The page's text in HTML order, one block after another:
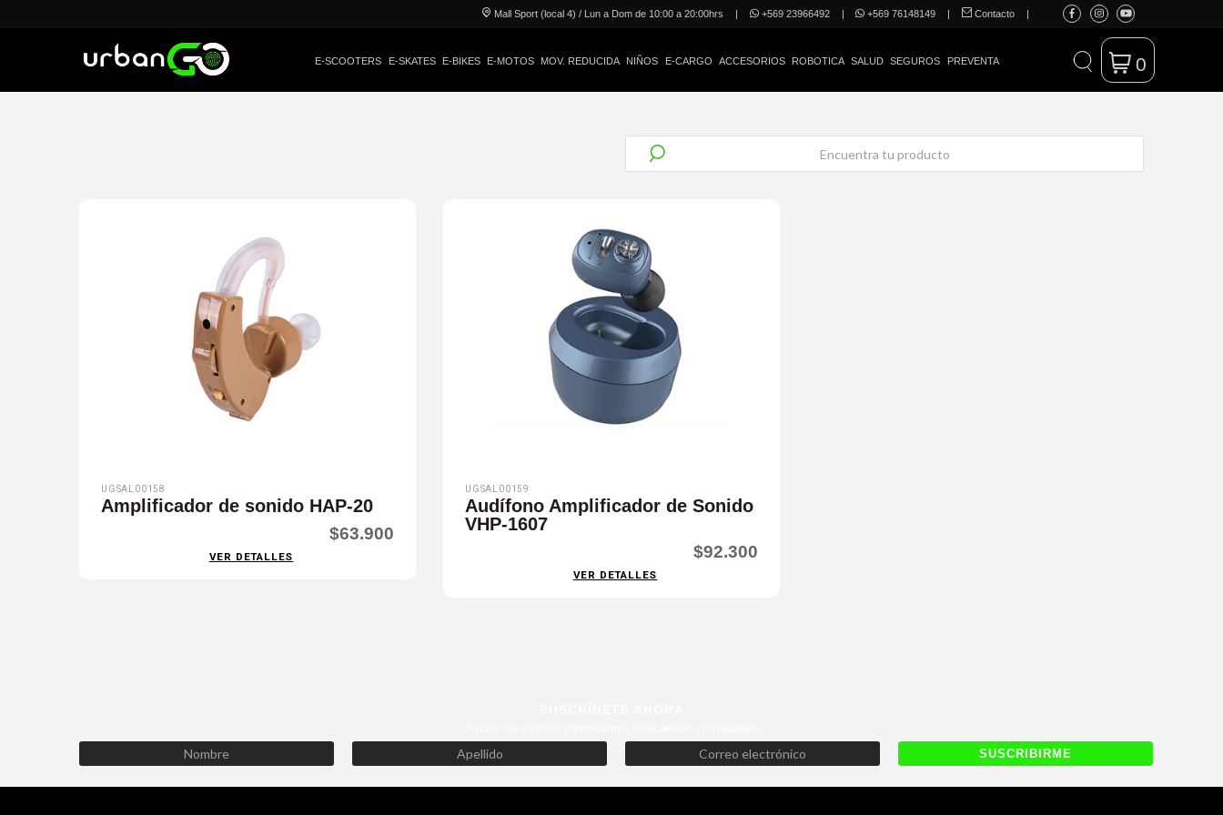
Mall Sport (local 4) / Lun a Dom de 10:00 a 20:00hrs | +569 23966492 | +569 76148149 | Contacto |
E-SCOOTERS E-SKATES E-BIKES E-MOTOS MOV. REDUCIDA NIÑOS E-CARGO ACCESORIOS ROBOTICA SALUD SEGUROS PREVENTA 0
UGSAL00158
Amplificador de sonido HAP-20
$63.900
VER DETALLES
UGSAL00159
Audífono Amplificador de Sonido
VHP-1607
$92.300
VER DETALLES